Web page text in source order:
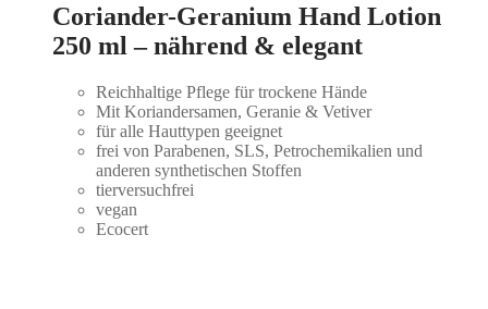
Coriander-Geranium Hand Lotion
250 ml – nährend & elegant
Reichhaltige Pflege für trockene Hände
Mit Koriandersamen, Geranie & Vetiver
für alle Hauttypen geeignet
frei von Parabenen, SLS, Petrochemikalien und
anderen synthetischen Stoffen
tierversuchfrei
vegan
Ecocert